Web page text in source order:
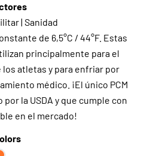
| Sanidad
de 6,5°C / 44°F. Estas
principalmente para el
atletas y para enfriar por
médico. ¡El único PCM
la USDA y que cumple con
en el mercado!